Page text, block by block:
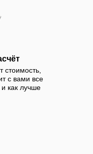
в Ялте
можете
и
в Ялте
до 10
стоимость,
с вами все
как лучше